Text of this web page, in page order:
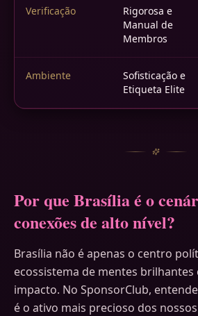
Verificação
Rigorosa e
Manual de
Membros
Ambiente
Sofisticação e
Etiqueta Elite
Por que Brasília é o
conexões de alto nível?
Brasília não é apenas o centro
ecossistema de mentes brilhantes
impacto. No SponsorClub,
é o ativo mais precioso dos